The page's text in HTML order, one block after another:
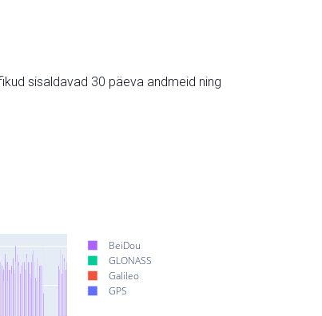
sisaldavad 30 päeva andmeid ning
BeiDou
GLONASS
Galileo
GPS